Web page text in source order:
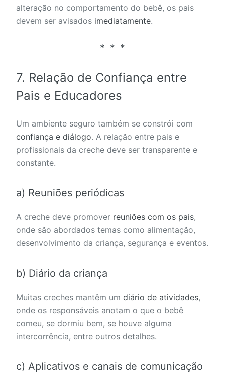
alteração no comportamento do bebê, os pais
devem ser avisados imediatamente.
7. Relação de Confiança entre
Pais e Educadores
Um ambiente seguro também se constrói com
confiança e diálogo. A relação entre pais e
profissionais da creche deve ser transparente e
constante.
a) Reuniões periódicas
A creche deve promover reuniões com os pais,
onde são abordados temas como alimentação,
desenvolvimento da criança, segurança e eventos.
b) Diário da criança
Muitas creches mantêm um diário de atividades,
onde os responsáveis anotam o que o bebê
comeu, se dormiu bem, se houve alguma
intercorrência, entre outros detalhes.
c) Aplicativos e canais de comunicação